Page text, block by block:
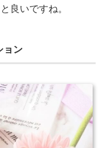
良いですね。
ョン